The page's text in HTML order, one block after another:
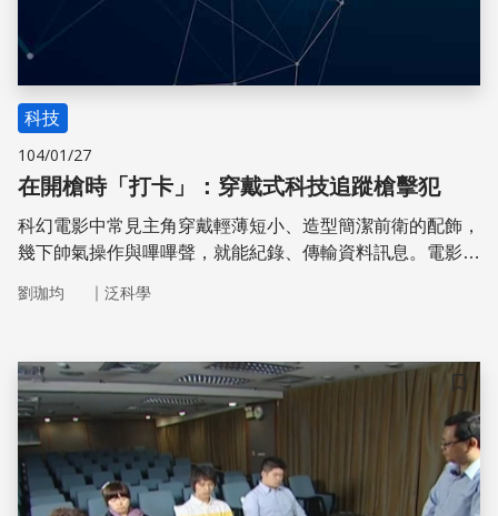
科技
104/01/27
在開槍時「打卡」：穿戴式科技追蹤槍擊犯
科幻電影中常見主角穿戴輕薄短小、造型簡潔前衛的配飾，
幾下帥氣操作與嗶嗶聲，就能紀錄、傳輸資料訊息。電影中
渴望漸漸實現，讓數位與現實世界的互動更加豐富而自然，
峰頭浪尖
劉珈均 ｜ 泛科學
儲存